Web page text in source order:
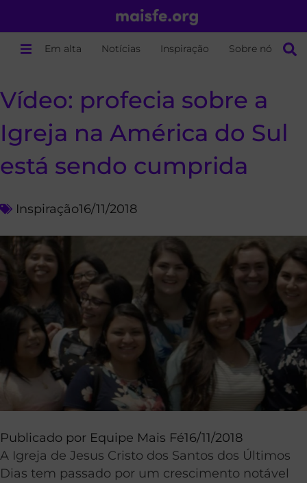
Em alta Notícias Inspiração Sobre nós
Vídeo: profecia sobre a
Igreja na América do Sul
está sendo cumprida
Inspiração16/11/2018
Publicado por Equipe Mais Fé16/11/2018
A Igreja de Jesus Cristo dos Santos dos Últimos
Dias tem passado por um crescimento notável